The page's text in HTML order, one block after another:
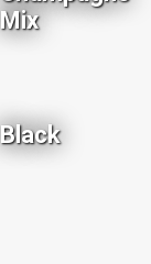
Mix
Black